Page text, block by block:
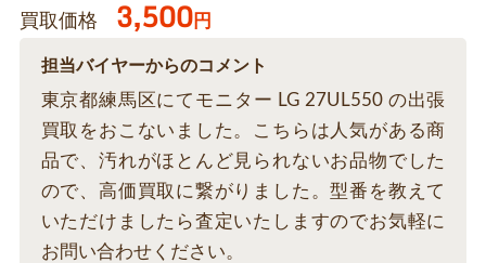
買取価格 3,500円
担当バイヤーからのコメント
東京都練馬区にてモニター LG 27UL550 の出張
買取をおこないました。こちらは人気がある商
品で、汚れがほとんど見られないお品物でした
ので、高価買取に繋がりました。型番を教えて
いただけましたら査定いたしますのでお気軽に
お問い合わせください。